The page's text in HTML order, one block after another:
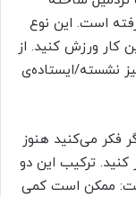
است. این نوع
کار ورزش کنید. از
نشسته/ایستاده‌ی
فکر می‌کنید هنوز
کنید. ترکیب این دو
ممکن است کمی